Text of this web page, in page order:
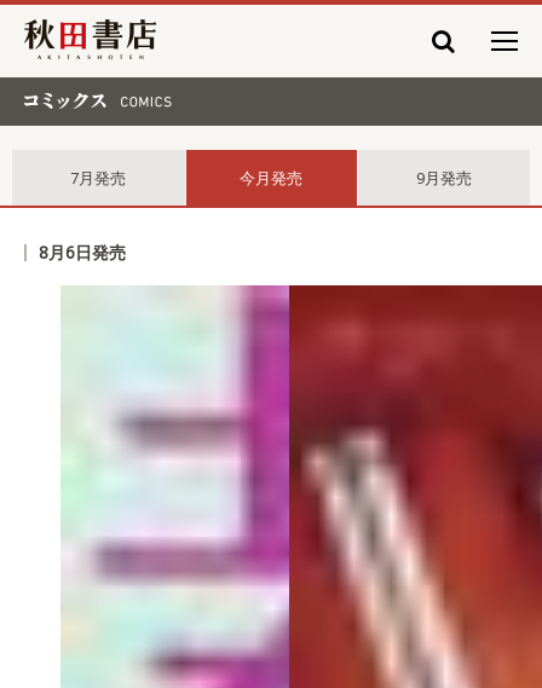
秋田書店
7月発売 今月発売 9月発売
8月6日発売